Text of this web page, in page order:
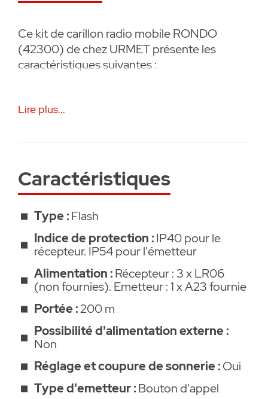
Ce kit de carillon radio mobile RONDO
(42300) de chez URMET présente les
caractéristiques suivantes :
• Pose murale ou sur table (béquille fournie).
• Base en ABS blanc brillant et décor
anthracite.
• 15 mélodies (son HD) et flash 5 couleurs au
choix.
• Niveau de sonnerie réglable 3 niveaux et
coupure.
• Indication lumineuse de piles faibles (par
flash rouge).
• Puissance sonore : 86 dB.
Lire plus...
Caractéristiques
Type :Flash
Indice de protection :IP40 pour le
récepteur. IP54 pour l'émetteur
Alimentation :Récepteur : 3 x LR06
(non fournies). Emetteur : 1 x A23 fournie
Portée :200 m
Possibilité d'alimentation externe :
Non
Réglage et coupure de sonnerie :Oui
Type d'emetteur :Bouton d'appel